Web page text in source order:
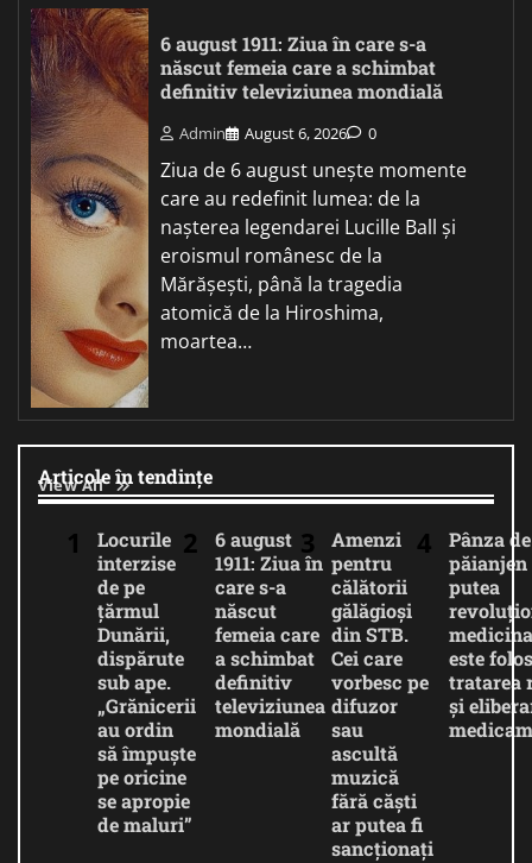
6 august 1911: Ziua în care s-a
născut femeia care a schimbat
definitiv televiziunea mondială
Admin August 6, 2026 0
Ziua de 6 august unește momente
care au redefinit lumea: de la
nașterea legendarei Lucille Ball și
eroismul românesc de la
Mărășești, până la tragedia
atomică de la Hiroshima,
moartea…
Articole în tendințe
View All
Locurile
interzise
de pe
țărmul
Dunării,
dispărute
sub ape.
„Grănicerii
au ordin
să împuște
pe oricine
se apropie
de maluri”
6 august
1911: Ziua în
care s-a
născut
femeia care
a schimbat
definitiv
televiziunea
mondială
Amenzi
pentru
călătorii
gălăgioși
din STB.
Cei care
vorbesc pe
difuzor
sau
ascultă
muzică
fără căști
ar putea fi
sancționați
Pânza de
păianjen
putea
este
tratarea
și